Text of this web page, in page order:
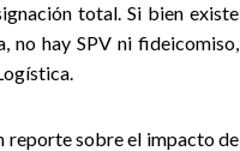
total. Si bien existe
no hay SPV ni fideicomiso,
reporte sobre el impacto de